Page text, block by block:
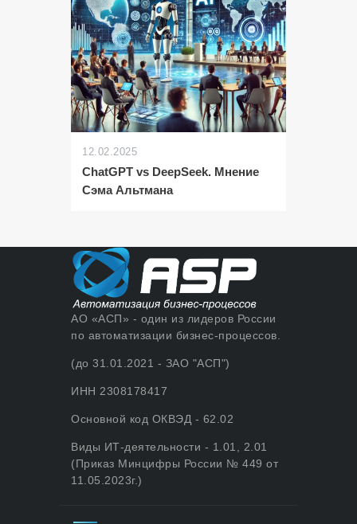
12.02.2025
ChatGPT vs DeepSeek. Мнение
Сэма Альтмана
АО «АСП» - один из лидеров России
по автоматизации бизнес-процессов.
(до 31.01.2021 - ЗАО "АСП")
ИНН 2308178417
Основной код ОКВЭД - 62.02
Виды ИТ-деятельности - 1.01, 2.01
(Приказ Минцифры России № 449 от
11.05.2023г.)